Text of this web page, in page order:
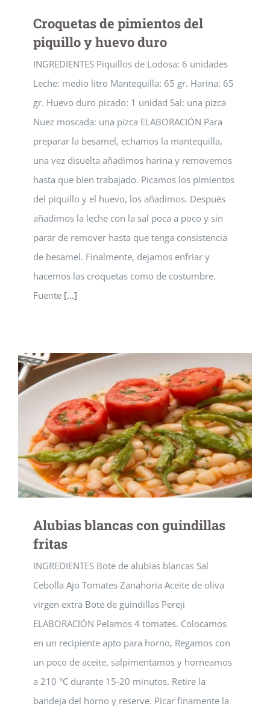
Croquetas de pimientos del
piquillo y huevo duro
INGREDIENTES Piquillos de Lodosa: 6 unidades
Leche: medio litro Mantequilla: 65 gr. Harina: 65
gr. Huevo duro picado: 1 unidad Sal: una pizca
Nuez moscada: una pizca ELABORACIÓN Para
preparar la besamel, echamos la mantequilla,
una vez disuelta añadimos harina y removemos
hasta que bien trabajado. Picamos los pimientos
del piquillo y el huevo, los añadimos. Después
añadimos la leche con la sal poca a poco y sin
parar de remover hasta que tenga consistencia
de besamel. Finalmente, dejamos enfriar y
hacemos las croquetas como de costumbre.
Fuente [...]
Alubias blancas con guindillas
fritas
INGREDIENTES Bote de alubias blancas Sal
Cebolla Ajo Tomates Zanahoria Aceite de oliva
virgen extra Bote de guindillas Pereji
ELABORACIÓN Pelamos 4 tomates. Colocamos
en un recipiente apto para horno, Regamos con
un poco de aceite, salpimentamos y horneamos
a 210 °C durante 15-20 minutos. Retire la
bandeja del horno y reserve. Picar finamente la